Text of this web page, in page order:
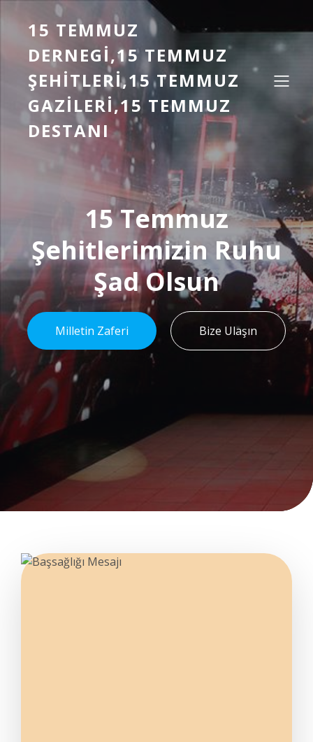
15 TEMMUZ
DERNEGI,15 TEMMUZ
ŞEHITLERI,15 TEMMUZ
GAZILERI,15 TEMMUZ
DESTANI
15 Temmuz
Şehitlerimizin Ruhu
Şad Olsun
Milletin Zaferi Bize Ulaşın